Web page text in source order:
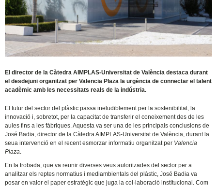
El director de la Càtedra AIMPLAS-Universitat de València destaca durant
el desdejuni organitzat per Valencia Plaza la urgència de connectar el talent
acadèmic amb les necessitats reals de la indústria.
El futur del sector del plàstic passa ineludiblement per la sostenibilitat, la
innovació i, sobretot, per la capacitat de transferir el coneixement des de les
aules fins a les fàbriques. Aquesta va ser una de les principals conclusions de
José Badia, director de la Càtedra AIMPLAS-Universitat de València, durant la
seua intervenció en el recent esmorzar informatiu organitzat per Valencia
Plaza.
En la trobada, que va reunir diverses veus autoritzades del sector per a
analitzar els reptes normatius i mediambientals del plàstic, José Badia va
posar en valor el paper estratègic que juga la col·laboració institucional. Com